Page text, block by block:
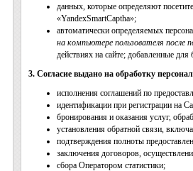
данных, которые определяют
«YandexSmartCaptha»;
автоматически определяемых
на компьютере пользователя после
действиях на сайте; добавленные
3. Согласие выдано на обработку
исполнения соглашений по
идентификации при регистрации на
бронирования и оказания услуг,
установления обратной связи,
подтверждения полноты
заключения договоров,
сбора Оператором статистики;